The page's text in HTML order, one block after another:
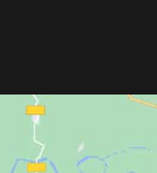
a su
y
Ideal